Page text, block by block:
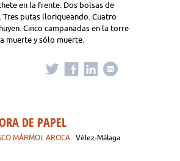
en la frente. Dos bolsas de
putas lloriqueando. Cuatro
Cinco campanadas en la torre
muerte y sólo muerte.
DE PAPEL
MÁRMOL AROCA · Vélez-Málaga